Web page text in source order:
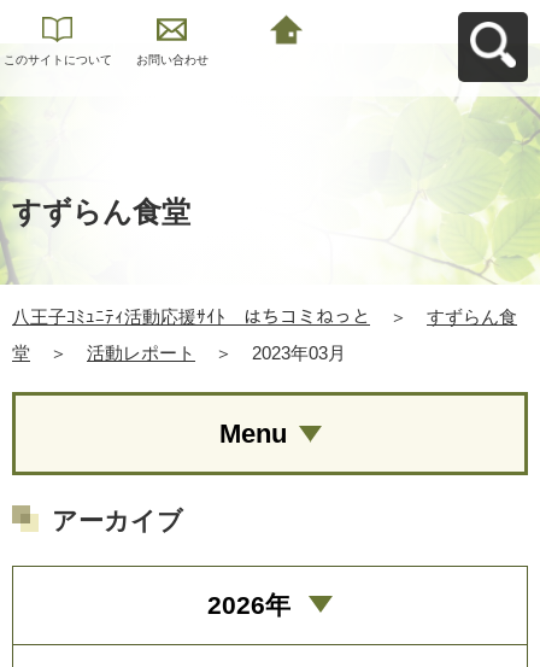
このサイトについて お問い合わせ
すずらん食堂
八王子ｺﾐｭﾆﾃｨ活動応援ｻｲﾄ はちコミねっと ＞
すずらん食
堂
＞ 活動レポート ＞ 2023年03月
Menu
アーカイブ
2026年